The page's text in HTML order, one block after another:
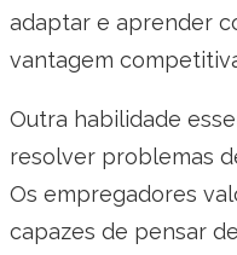
adaptar e aprender
vantagem
Outra habilidade
resolver problemas
Os empregadores
capazes de pensar